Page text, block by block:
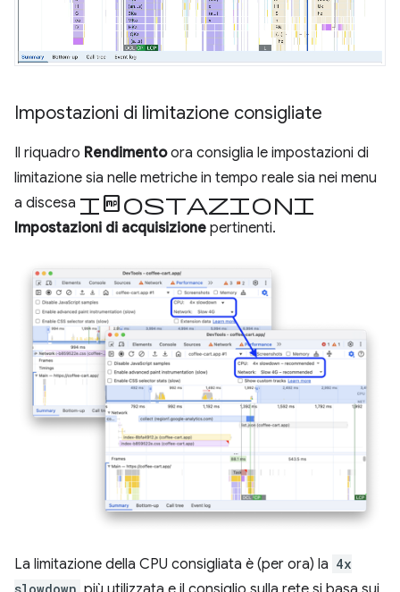
Impostazioni di limitazione consigliate
Il riquadro Rendimentoora consiglia le impostazioni di
limitazione sia nelle metriche in tempo reale sia nei menu
a discesa Impostazioni
Impostazioni di acquisizione pertinenti.
La limitazione della CPU consigliata è (per ora) la 4x